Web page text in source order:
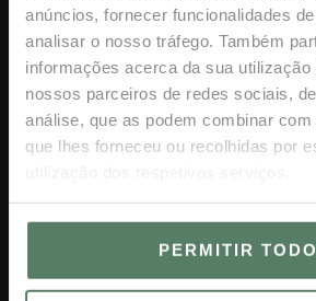
anúncios, fornecer funcionalidades
analisar o nosso tráfego. Também
informações acerca da sua utilização
nossos parceiros de redes sociais,
análise, que as podem combinar
que lhes forneceu ou recolhidas por
PERMITIR
Tel:(+351) 289 353 000
Preço de uma chamada para a rede
Localização